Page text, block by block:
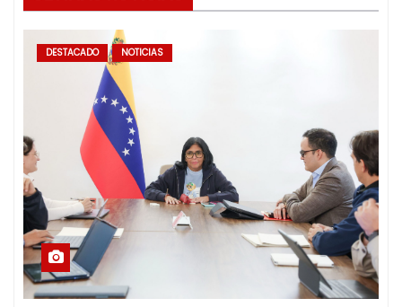
DESTACADO NOTICIAS